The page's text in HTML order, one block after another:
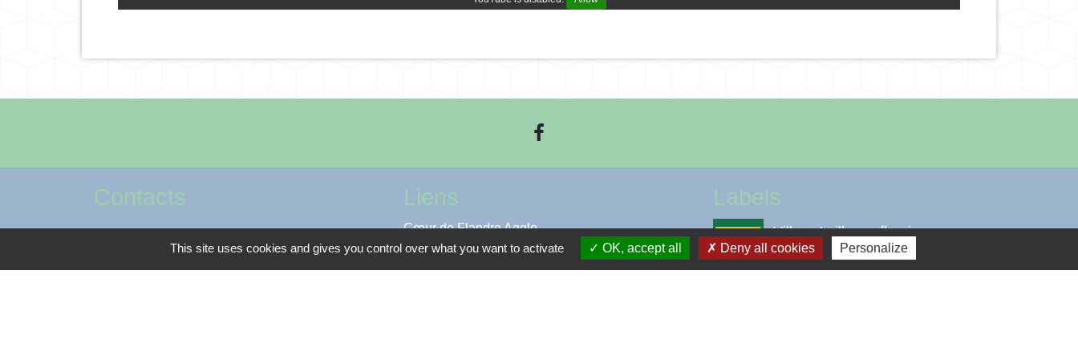
Contacts Liens
Cœur de Flandre Agglo
Conseil régional Hauts-de-France
Labels
Villes et villages fleuris
Mission Centenaire 14-18
This site uses cookies and gives you control over what you want to activate OK, accept all Deny all cookies Personalize